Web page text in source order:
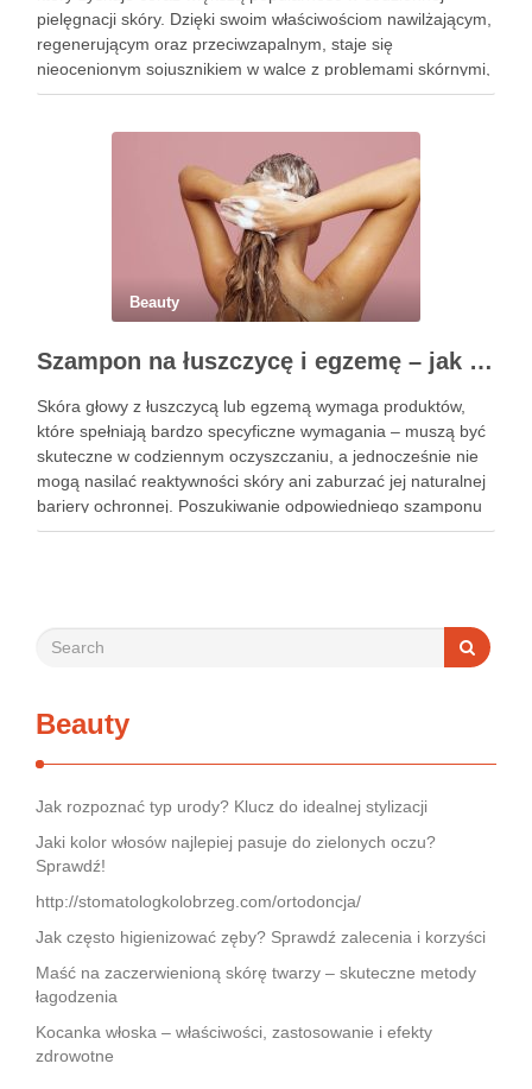
pielęgnacji skóry. Dzięki swoim właściwościom nawilżającym,
regenerującym oraz przeciwzapalnym, staje się
nieocenionym sojusznikiem w walce z problemami skórnymi,
takimi jak zmarszczki, trądzik czy podrażnienia. Jej działanie
Beauty
Szampon na łuszczycę i egzemę – jak świadomie dobierać produkty przy wrażliwej skórze głowy?
Skóra głowy z łuszczycą lub egzemą wymaga produktów,
które spełniają bardzo specyficzne wymagania – muszą być
skuteczne w codziennym oczyszczaniu, a jednocześnie nie
mogą nasilać reaktywności skóry ani zaburzać jej naturalnej
bariery ochronnej. Poszukiwanie odpowiedniego szamponu
bywa dla wielu pacjentów procesem długim i frustrującym, bo
Beauty
Jak rozpoznać typ urody? Klucz do idealnej stylizacji
Jaki kolor włosów najlepiej pasuje do zielonych oczu?
Sprawdź!
http://stomatologkolobrzeg.com/ortodoncja/
Jak często higienizować zęby? Sprawdź zalecenia i korzyści
Maść na zaczerwienioną skórę twarzy – skuteczne metody
łagodzenia
Kocanka włoska – właściwości, zastosowanie i efekty
zdrowotne